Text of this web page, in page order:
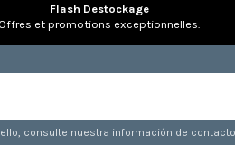
Flash Destockage
Offres et promotions exceptionnelles.
consulte nuestra información de